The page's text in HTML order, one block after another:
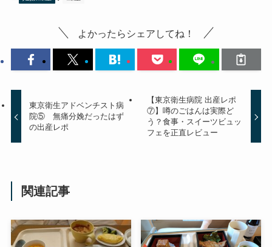
よかったらシェアしてね！
東京衛生アドベンチスト病
院⑤ 無痛分娩だったはず
の出産レポ
【東京衛生病院 出産レポ
⑦】噂のごはんは実際ど
う？食事・スイーツビュッ
フェを正直レビュー
関連記事